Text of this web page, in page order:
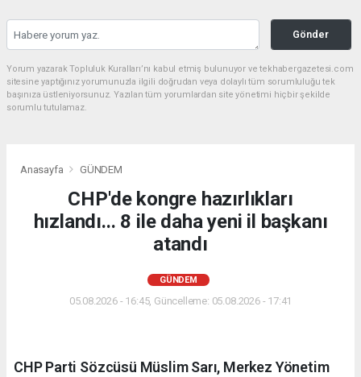
Gönder
Yorum yazarak Topluluk Kuralları’nı kabul etmiş bulunuyor ve tekhabergazetesi.com
sitesine yaptığınız yorumunuzla ilgili doğrudan veya dolaylı tüm sorumluluğu tek
başınıza üstleniyorsunuz. Yazılan tüm yorumlardan site yönetimi hiçbir şekilde
sorumlu tutulamaz.
Anasayfa GÜNDEM
CHP'de kongre hazırlıkları
hızlandı... 8 ile daha yeni il başkanı
atandı
GÜNDEM
05.08.2026 - 16:45, Güncelleme: 05.08.2026 - 17:41
CHP Parti Sözcüsü Müslim Sarı, Merkez Yönetim